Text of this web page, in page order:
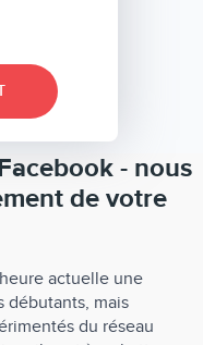
- nous
de votre
actuelle une
débutants, mais
du réseau